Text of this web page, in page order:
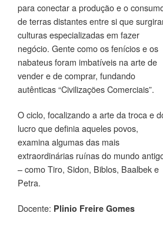
para conectar a produção e o
de terras distantes entre si que
culturas especializadas em fazer
negócio. Gente como os fenícios e os
nabateus foram imbatíveis na arte de
vender e de comprar, fundando
autênticas “Civilizações Comerciais”.
O ciclo, focalizando a arte da troca e
lucro que definia aqueles povos,
examina algumas das mais
extraordinárias ruínas do mundo
– como Tiro, Sidon, Biblos, Baalbek e
Petra.
Docente: Plinio Freire Gomes